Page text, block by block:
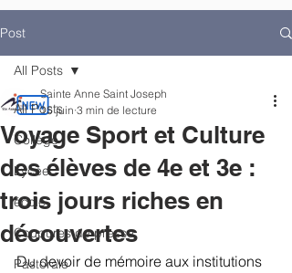
Post
All Posts
Collège
Lycée
école
Coupures de presse
Pastorale
All Posts
Voyage Sport et Culture
des élèves de 4e et 3e :
trois jours riches en
découvertes
Sainte Anne Saint Joseph
15 juin 3 min de lecture
Du devoir de mémoire aux institutions